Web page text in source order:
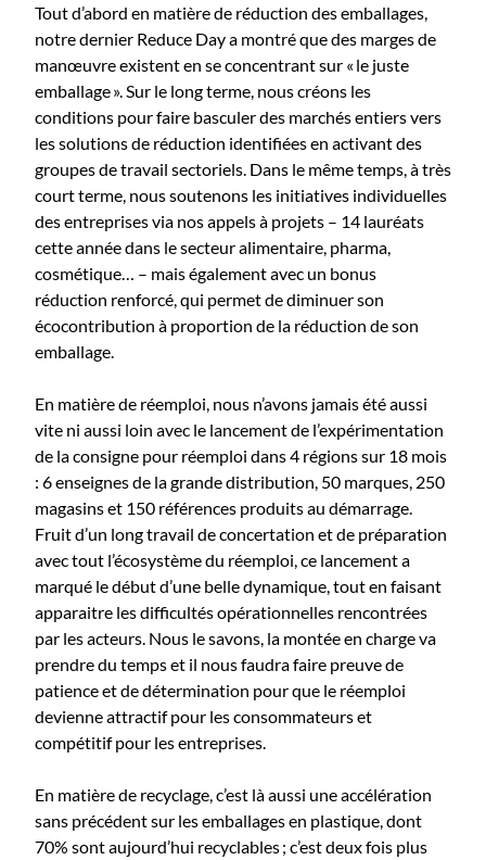
Tout d’abord en matière de réduction des emballages,
notre dernier Reduce Day a montré que des marges de
manœuvre existent en se concentrant sur « le juste
emballage ». Sur le long terme, nous créons les
conditions pour faire basculer des marchés entiers vers
les solutions de réduction identifiées en activant des
groupes de travail sectoriels. Dans le même temps, à très
court terme, nous soutenons les initiatives individuelles
des entreprises via nos appels à projets – 14 lauréats
cette année dans le secteur alimentaire, pharma,
cosmétique… – mais également avec un bonus
réduction renforcé, qui permet de diminuer son
écocontribution à proportion de la réduction de son
emballage.
En matière de réemploi, nous n’avons jamais été aussi
vite ni aussi loin avec le lancement de l’expérimentation
de la consigne pour réemploi dans 4 régions sur 18 mois
: 6 enseignes de la grande distribution, 50 marques, 250
magasins et 150 références produits au démarrage.
Fruit d’un long travail de concertation et de préparation
avec tout l’écosystème du réemploi, ce lancement a
marqué le début d’une belle dynamique, tout en faisant
apparaitre les difficultés opérationnelles rencontrées
par les acteurs. Nous le savons, la montée en charge va
prendre du temps et il nous faudra faire preuve de
patience et de détermination pour que le réemploi
devienne attractif pour les consommateurs et
compétitif pour les entreprises.
En matière de recyclage, c’est là aussi une accélération
sans précédent sur les emballages en plastique, dont
70% sont aujourd’hui recyclables ; c’est deux fois plus